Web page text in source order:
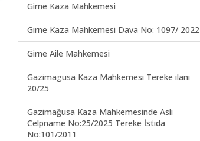
Girne Kaza Mahkemesi
Girne Kaza Mahkemesi Dava No: 1097/ 2022
Girne Aile Mahkemesi
Gazimagusa Kaza Mahkemesi Tereke ilanı
20/25
Gazimağusa Kaza Mahkemesinde Asli
Celpname No:25/2025 Tereke İstida
No:101/2011